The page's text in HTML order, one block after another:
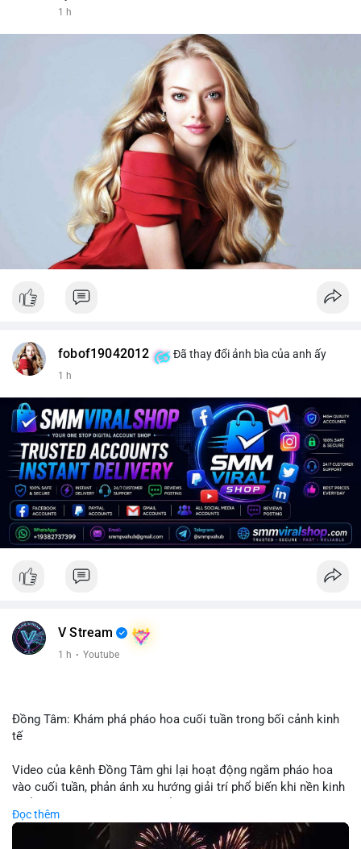
1 h
fobof19042012 Đã thay đổi ảnh bìa của anh ấy
1 h
V Stream
1 h · Youtube
Đồng Tâm: Khám phá pháo hoa cuối tuần trong bối cảnh kinh
tế
Video của kênh Đồng Tâm ghi lại hoạt động ngắm pháo hoa
vào cuối tuần, phản ánh xu hướng giải trí phổ biến khi nền kinh
trải nghiệm hơn là đầu tư vào tài sản vật chất. Trong bối cảnh
lãi suất ổn định và thị trường crypto ổn định, hoạt động giải trí
Đọc thêm